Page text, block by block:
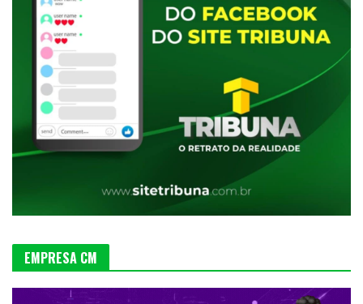
EMPRESA CM